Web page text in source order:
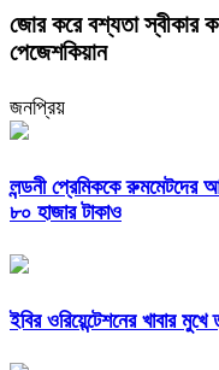
জোর করে বশ্যতা স্বীকার
পেজেশকিয়ান
জনপ্রিয়
লন্ডনী প্রেমিককে রুমমেটদের
৮০ হাজার টাকাও
ইবির ওরিয়েন্টেশনের খাবার মুখে